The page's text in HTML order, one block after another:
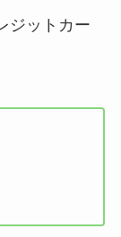
ジットカー